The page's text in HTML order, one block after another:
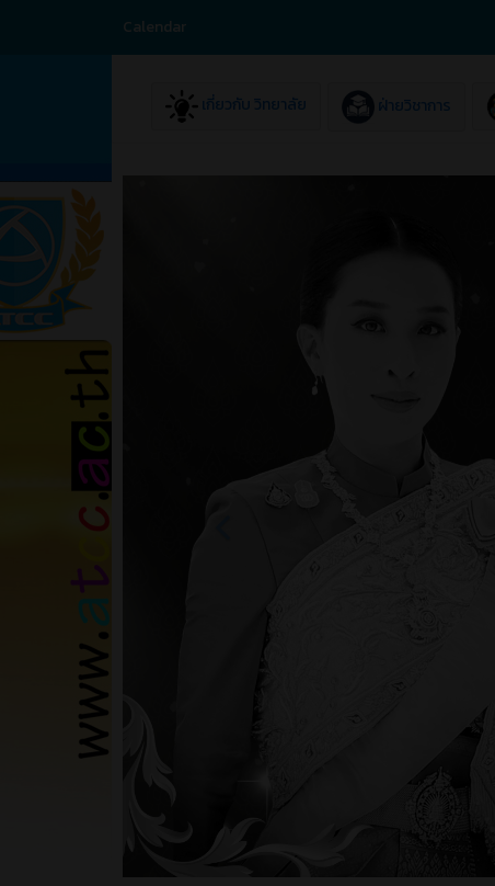
Calendar
เกี่ยวกับ วิทยาลัย ฝ่ายวิชาการ